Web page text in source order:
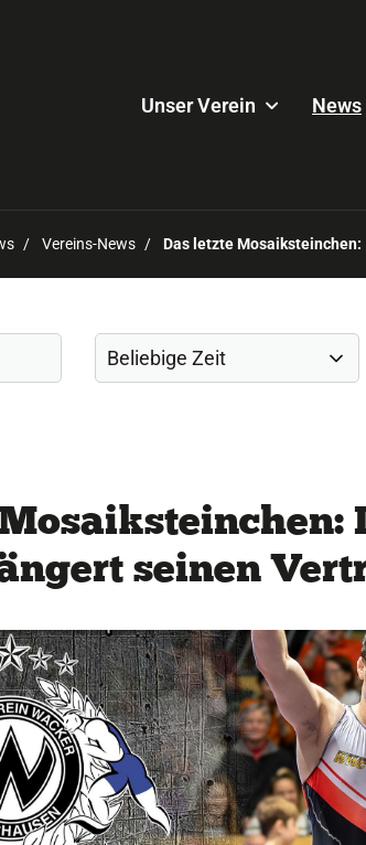
Unser Verein News
Vereins-News Das letzte
seinen